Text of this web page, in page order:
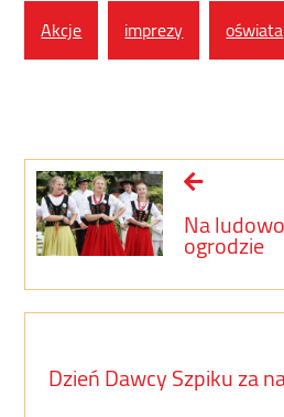
Akcje imprezy oświata
Na
ogrodzie
Dzień Dawcy Szpiku za